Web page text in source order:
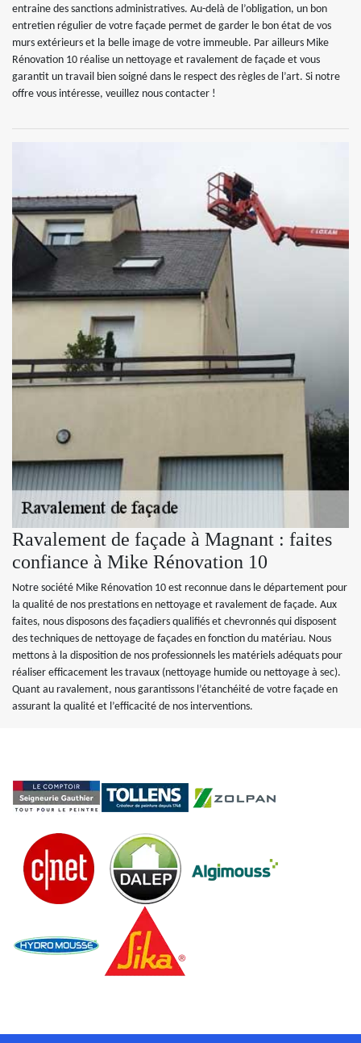
entraine des sanctions administratives. Au-delà de l’obligation, un bon
entretien régulier de votre façade permet de garder le bon état de vos
murs extérieurs et la belle image de votre immeuble. Par ailleurs Mike
Rénovation 10 réalise un nettoyage et ravalement de façade et vous
garantit un travail bien soigné dans le respect des règles de l’art. Si notre
offre vous intéresse, veuillez nous contacter !
Ravalement de façade à Magnant : faites
confiance à Mike Rénovation 10
Notre société Mike Rénovation 10 est reconnue dans le département pour
la qualité de nos prestations en nettoyage et ravalement de façade. Aux
faites, nous disposons des façadiers qualifiés et chevronnés qui disposent
des techniques de nettoyage de façades en fonction du matériau. Nous
mettons à la disposition de nos professionnels les matériels adéquats pour
réaliser efficacement les travaux (nettoyage humide ou nettoyage à sec).
Quant au ravalement, nous garantissons l’étanchéité de votre façade en
assurant la qualité et l’efficacité de nos interventions.